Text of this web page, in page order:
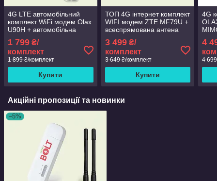
4G LTE автомобільний
комплект WiFi модем Olax
U90H + автомобільна
антена 7 Дб
1 799 ₴/
комплект
1 899 ₴/комплект
Купити
ТОП 4G інтернет комплект
WIFI модем ZTE MF79U +
всеспрямована антена
ENERGY MIMO 2x15 дБ
3 499₴/
комплект
3 649 ₴/комплект
Купити
4G
4
4
Акційні пропозиції та новинки
–5%